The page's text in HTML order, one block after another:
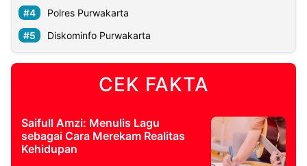
Polres Purwakarta
Diskominfo Purwakarta
CEK FAKTA
Saifull Amzi: Menulis Lagu
sebagai Cara Merekam Realitas
Kehidupan